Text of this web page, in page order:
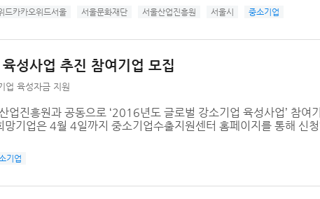
드카카오위드서울 서울문화재단 서울산업진흥원 서울시 중소기업
성사업 추진 참여기업 모집
업 육성자금 지원
업진흥원과 공동으로 ‘2016년도 글로벌 강소기업 육성사업’ 참여
망기업은 4월 4일까지 중소기업수출지원센터 홈페이지를 통해 신
기업